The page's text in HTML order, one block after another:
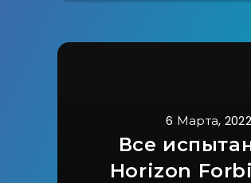
6 Марта, 2022
Все
Horizon